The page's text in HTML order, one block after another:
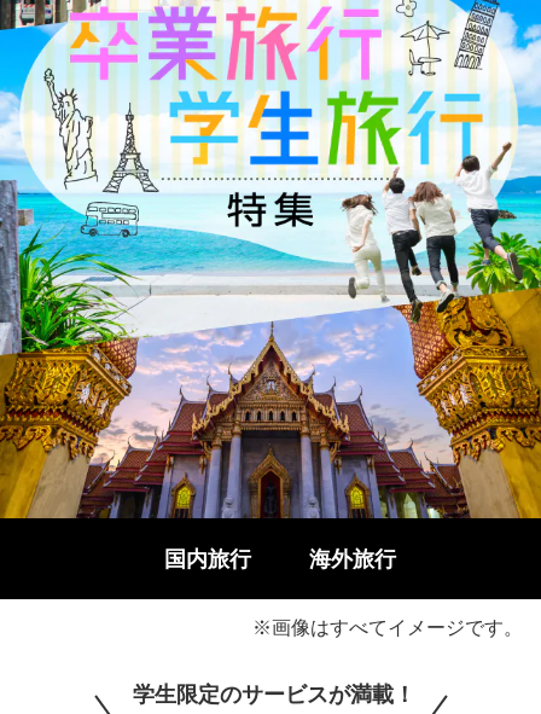
国内旅行 海外旅行
※画像はすべてイメージです。
学生限定のサービスが満載！